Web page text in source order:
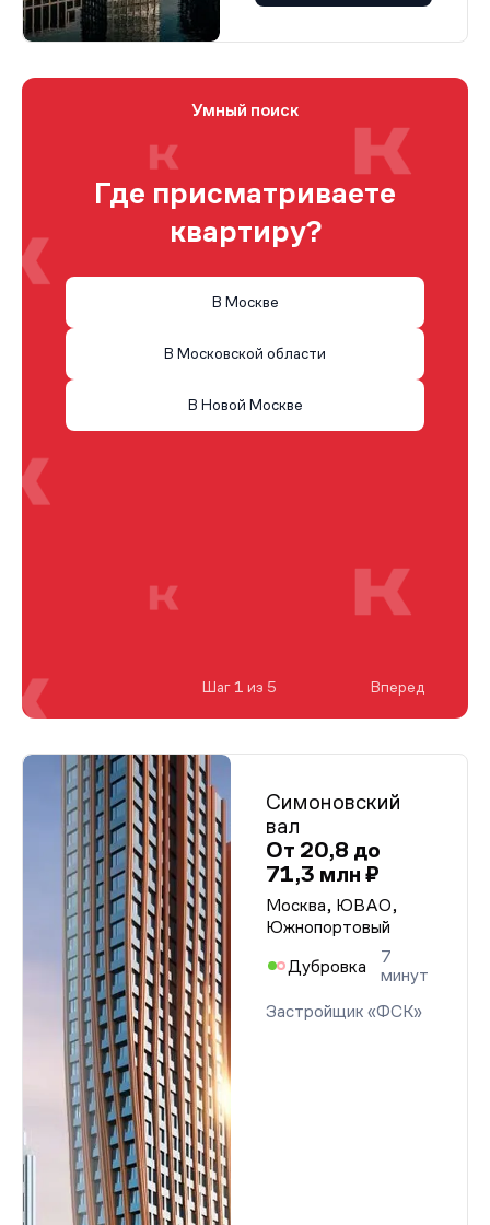
Симоновский
вал
От 20,8 до
71,3 млн ₽
Москва, ЮВАО,
Южнопортовый
Дубровка
7
минут
Застройщик «ФСК»
Умный поиск
Где присматриваете
квартиру?
В Москве
В Московской области
В Новой Москве
Шаг 1 из 5 Вперед